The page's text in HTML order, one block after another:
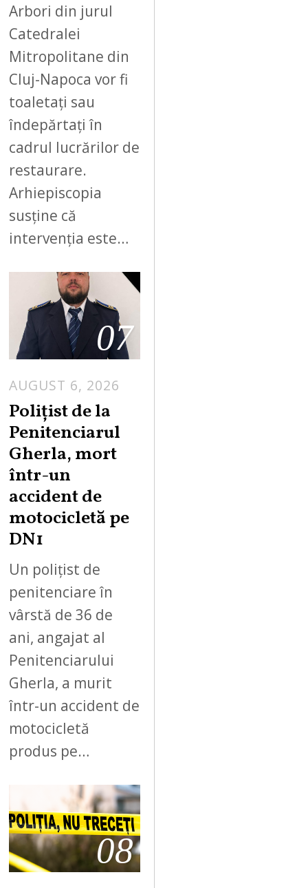
Arbori din jurul
Catedralei
Mitropolitane din
Cluj-Napoca vor fi
toaletați sau
îndepărtați în
cadrul lucrărilor de
restaurare.
Arhiepiscopia
susține că
intervenția este…
07
AUGUST 6, 2026
Polițist de la
Penitenciarul
Gherla, mort
într-un
accident de
motocicletă pe
DN1
Un polițist de
penitenciare în
vârstă de 36 de
ani, angajat al
Penitenciarului
Gherla, a murit
într-un accident de
motocicletă
produs pe…
08